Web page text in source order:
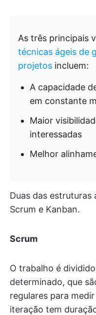
As três principais
técnicas ágeis de
projetos incluem:
A capacidade
em constante
Maior
interessadas
Melhor
Duas das estruturas
Scrum e Kanban.
Scrum
O trabalho é
determinado, que
regulares para
iteração tem